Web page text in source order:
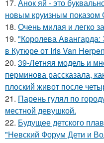
17. Анок яй - это
новым круизным показом
18. Очень милая и легко
19. "Королева
в Кутюре от Iris Van
20. 39-Летняя модель и
перминова рассказала,
плоский живот после
21. Парень гулял по
местной девушкой.
22. Будущее детского
"Невский Форум Дети и